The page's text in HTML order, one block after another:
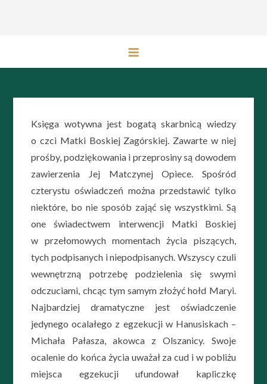
Księga wotywna jest bogatą skarbnicą wiedzy
o czci Matki Boskiej Zagórskiej. Zawarte w niej
prośby, podziękowania i przeprosiny są dowodem
zawierzenia Jej Matczynej Opiece. Spośród
czterystu oświadczeń można przedstawić tylko
niektóre, bo nie sposób zająć się wszystkimi. Są
one świadectwem interwencji Matki Boskiej
w przełomowych momentach życia piszących,
tych podpisanych i niepodpisanych. Wszyscy czuli
wewnętrzną potrzebę podzielenia się swymi
odczuciami, chcąc tym samym złożyć hołd Maryi.
Najbardziej dramatyczne jest oświadczenie
jedynego ocalałego z egzekucji w Hanusiskach –
Michała Pałasza, akowca z Olszanicy. Swoje
ocalenie do końca życia uważał za cud i w pobliżu
miejsca egzekucji ufundował kapliczkę